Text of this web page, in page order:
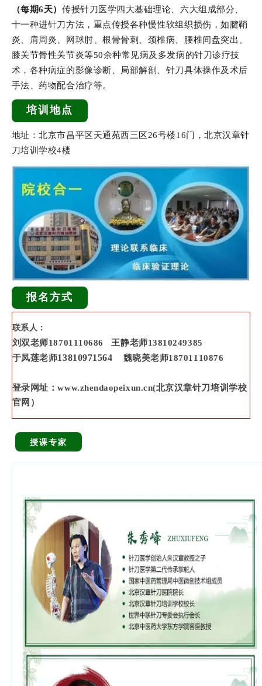
（每期6天） 传授针刀医学四大基础理论、六大组成部分、
十一种进针刀方法，重点传授各种慢性软组织损伤，如腱鞘
炎、肩周炎、网球肘、根骨骨刺、颈椎病、腰椎间盘突出、
膝关节骨性关节炎等50余种常见病及多发病的针刀诊疗技
术，各种病症的影像诊断、局部解剖、针刀具体操作及术后
手法、药物配合治疗等。
培训地点
地址：北京市昌平区天通苑西三区26号楼16门，北京汉章针
刀培训学校4楼
报名方式
联系人：
刘双老师18701110686王静老师13810249385
于凤莲老师13810971564 魏晓美老师18701110876
登录网址：www.zhendaopeixun.cn(北京汉章针刀培训学校
官网）
授课专家